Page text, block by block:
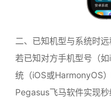
二、已知机型与系统时远
若已知对方手机型号（
统（iOS或HarmonyOS
Pegasus飞马软件实现秒